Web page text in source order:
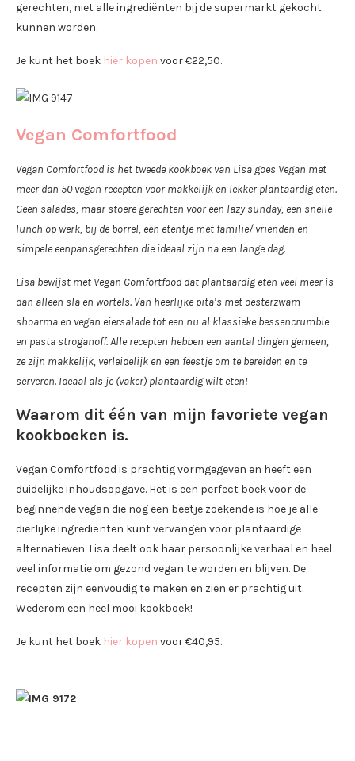
gerechten, niet alle ingrediënten bij de supermarkt gekocht
kunnen worden.
Je kunt het boek hier kopen voor €22,50.
Vegan Comfortfood
Vegan Comfortfood is het tweede kookboek van Lisa goes Vegan met
meer dan 50 vegan recepten voor makkelijk en lekker plantaardig eten.
Geen salades, maar stoere gerechten voor een lazy sunday, een snelle
lunch op werk, bij de borrel, een etentje met familie/ vrienden en
simpele eenpansgerechten die ideaal zijn na een lange dag.
Lisa bewijst met Vegan Comfortfood dat plantaardig eten veel meer is
dan alleen sla en wortels. Van heerlijke pita’s met oesterzwam-
shoarma en vegan eiersalade tot een nu al klassieke bessencrumble
en pasta stroganoff. Alle recepten hebben een aantal dingen gemeen,
ze zijn makkelijk, verleidelijk en een feestje om te bereiden en te
serveren. Ideaal als je (vaker) plantaardig wilt eten!
Waarom dit één van mijn favoriete vegan
kookboeken is.
Vegan Comfortfood is prachtig vormgegeven en heeft een
duidelijke inhoudsopgave. Het is een perfect boek voor de
beginnende vegan die nog een beetje zoekende is hoe je alle
dierlijke ingrediënten kunt vervangen voor plantaardige
alternatieven. Lisa deelt ook haar persoonlijke verhaal en heel
veel informatie om gezond vegan te worden en blijven. De
recepten zijn eenvoudig te maken en zien er prachtig uit.
Wederom een heel mooi kookboek!
Je kunt het boek hier kopen voor €40,95.